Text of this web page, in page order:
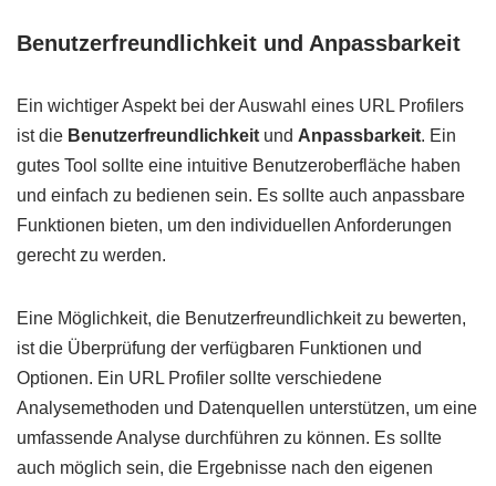
Benutzerfreundlichkeit und Anpassbarkeit
Ein wichtiger Aspekt bei der Auswahl eines URL Profilers
ist die Benutzerfreundlichkeit und Anpassbarkeit. Ein
gutes Tool sollte eine intuitive Benutzeroberfläche haben
und einfach zu bedienen sein. Es sollte auch anpassbare
Funktionen bieten, um den individuellen Anforderungen
gerecht zu werden.
Eine Möglichkeit, die Benutzerfreundlichkeit zu bewerten,
ist die Überprüfung der verfügbaren Funktionen und
Optionen. Ein URL Profiler sollte verschiedene
Analysemethoden und Datenquellen unterstützen, um eine
umfassende Analyse durchführen zu können. Es sollte
auch möglich sein, die Ergebnisse nach den eigenen